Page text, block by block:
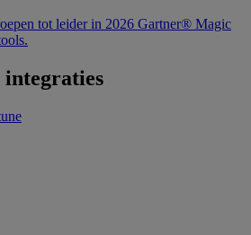
tot leider in 2026 Gartner® Magic